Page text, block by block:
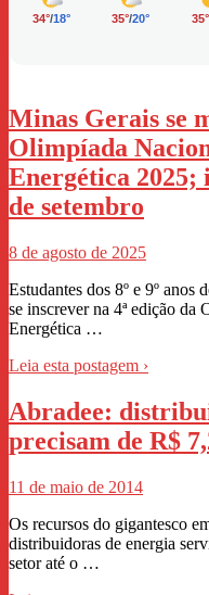
Minas Gerais se
Olimpíada
Energética 2025;
de setembro
8 de agosto de 2025
Estudantes dos 8º e 9º anos
se inscrever na 4ª edição
Energética …
Leia esta postagem ›
Abradee:
precisam de R$
11 de maio de 2014
Os recursos do gigantesco
distribuidoras de energia
setor até o …